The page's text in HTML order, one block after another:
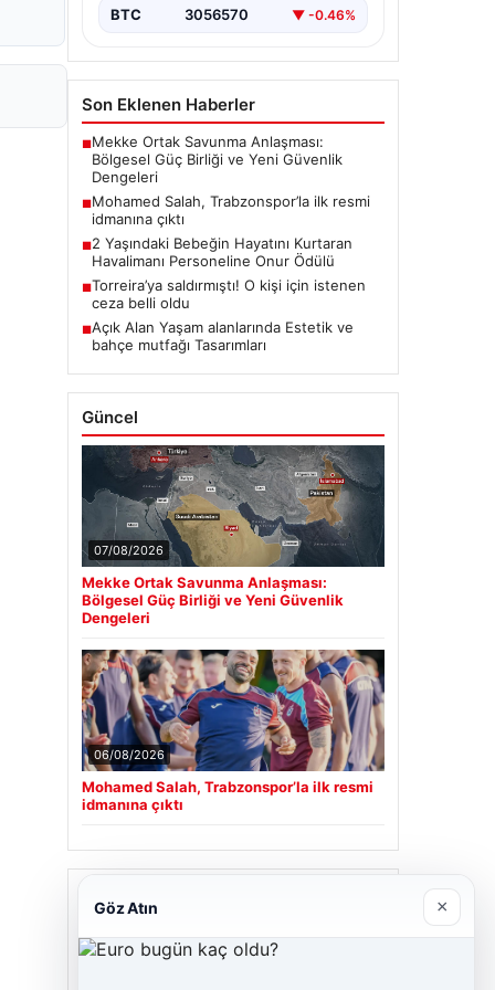
BTC 3056570 ▼ -0.46%
Son Eklenen Haberler
■Mekke Ortak Savunma Anlaşması:
Bölgesel Güç Birliği ve Yeni Güvenlik
Dengeleri
■Mohamed Salah, Trabzonspor’la ilk resmi
idmanına çıktı
■2 Yaşındaki Bebeğin Hayatını Kurtaran
Havalimanı Personeline Onur Ödülü
■Torreira’ya saldırmıştı! O kişi için istenen
ceza belli oldu
■Açık Alan Yaşam alanlarında Estetik ve
bahçe mutfağı Tasarımları
Güncel
07/08/2026
Mekke Ortak Savunma Anlaşması:
Bölgesel Güç Birliği ve Yeni Güvenlik
Dengeleri
06/08/2026
Mohamed Salah, Trabzonspor’la ilk resmi
idmanına çıktı
Cengiz Sigorta
Göz Atın ×